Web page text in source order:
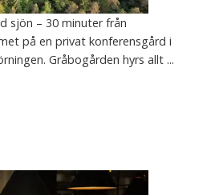
sjön – 30 minuter från
på en privat konferensgård i
Gråbogården hyrs allt ...